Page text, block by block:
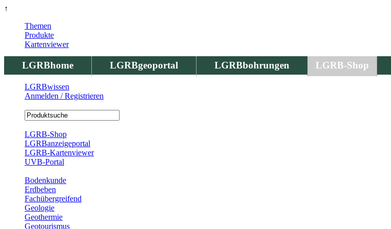
↑
LGRBhome LGRBgeoportal LGRBbohrungen LGRB-Shop
Themen
Produkte
Kartenviewer
LGRBwissen
Anmelden / Registrieren
LGRB-Shop
LGRBanzeigeportal
LGRB-Kartenviewer
UVB-Portal
Bodenkunde
Erdbeben
Fachübergreifend
Geologie
Geothermie
Geotourismus